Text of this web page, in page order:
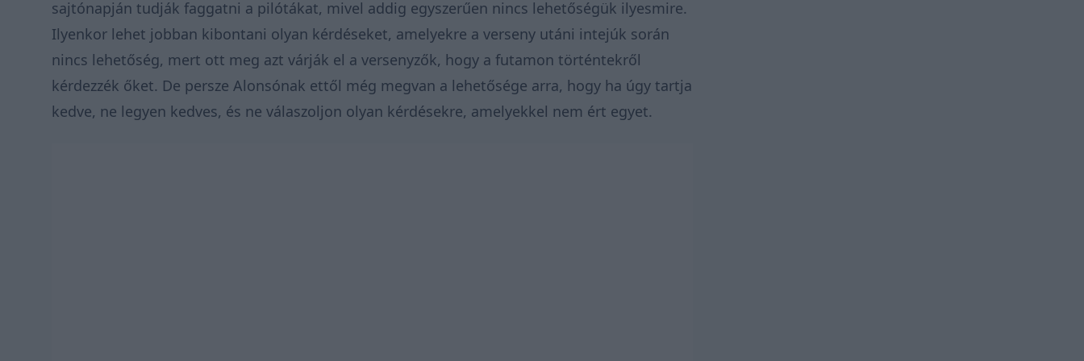
sajtónapján tudják faggatni a pilótákat, mivel addig egyszerűen nincs lehetőségük ilyesmire.
Ilyenkor lehet jobban kibontani olyan kérdéseket, amelyekre a verseny utáni intejúk során
nincs lehetőség, mert ott meg azt várják el a versenyzők, hogy a futamon történtekről
kérdezzék őket. De persze Alonsónak ettől még megvan a lehetősége arra, hogy ha úgy tartja
kedve, ne legyen kedves, és ne válaszoljon olyan kérdésekre, amelyekkel nem ért egyet.